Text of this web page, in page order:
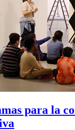
para la